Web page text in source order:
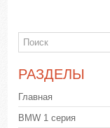
РАЗДЕЛЫ
Главная
BMW 1 серия